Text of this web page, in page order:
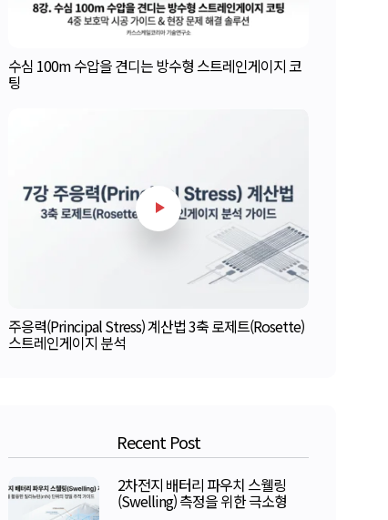
수심 100m 수압을 견디는 방수형 스트레인게이지 코
팅
주응력(Principal Stress) 계산법 3축 로제트(Rosette)
스트레인게이지 분석
Recent Post
2차전지 배터리 파우치 스웰링
(Swelling) 측정을 위한 극소형